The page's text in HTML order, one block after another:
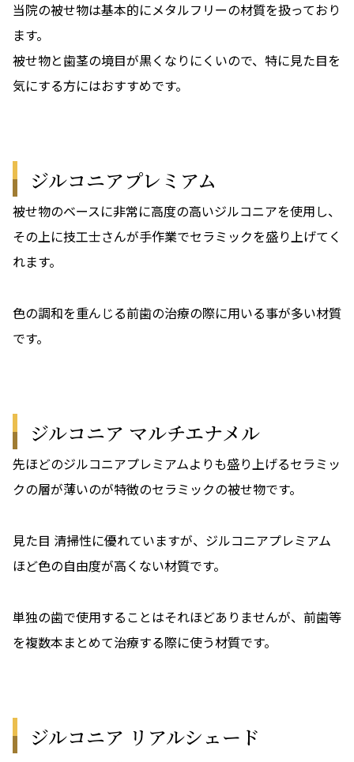
当院の被せ物は基本的にメタルフリーの材質を扱っており
ます。
被せ物と歯茎の境目が黒くなりにくいので、特に見た目を
気にする方にはおすすめです。
ジルコニアプレミアム
被せ物のベースに非常に高度の高いジルコニアを使用し、
その上に技工士さんが手作業でセラミックを盛り上げてく
れます。
色の調和を重んじる前歯の治療の際に用いる事が多い材質
です。
ジルコニア マルチエナメル
先ほどのジルコニアプレミアムよりも盛り上げるセラミッ
クの層が薄いのが特徴のセラミックの被せ物です。
見た目 清掃性に優れていますが、ジルコニアプレミアム
ほど色の自由度が高くない材質です。
単独の歯で使用することはそれほどありませんが、前歯等
を複数本まとめて治療する際に使う材質です。
ジルコニア リアルシェード